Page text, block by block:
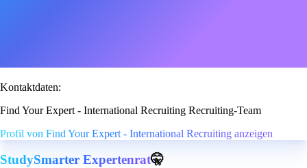
Kontaktdaten:
Find Your Expert - International Recruiting Recruiting-Team
Profil von Find Your Expert - International Recruiting anzeigen
StudySmarter Expertenrat🤫